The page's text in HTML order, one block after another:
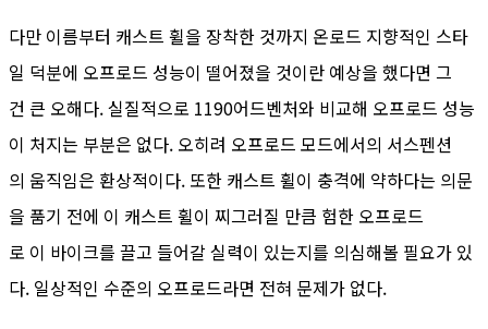
다만 이름부터 캐스트 휠을 장착한 것까지 온로드 지향적인 스타
일 덕분에 오프로드 성능이 떨어졌을 것이란 예상을 했다면 그
건 큰 오해다. 실질적으로 1190어드벤처와 비교해 오프로드 성능
이 처지는 부분은 없다. 오히려 오프로드 모드에서의 서스펜션
의 움직임은 환상적이다. 또한 캐스트 휠이 충격에 약하다는 의문
을 품기 전에 이 캐스트 휠이 찌그러질 만큼 험한 오프로드
로 이 바이크를 끌고 들어갈 실력이 있는지를 의심해볼 필요가 있
다. 일상적인 수준의 오프로드라면 전혀 문제가 없다.